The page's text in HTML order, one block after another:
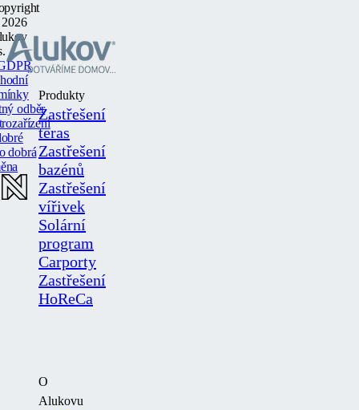
Produkty
Zastřešení
teras
Zastřešení
bazénů
Zastřešení
vířivek
Solární
program
Carporty
Zastřešení
HoReCa
O
Alukovu
odběr
dobrá